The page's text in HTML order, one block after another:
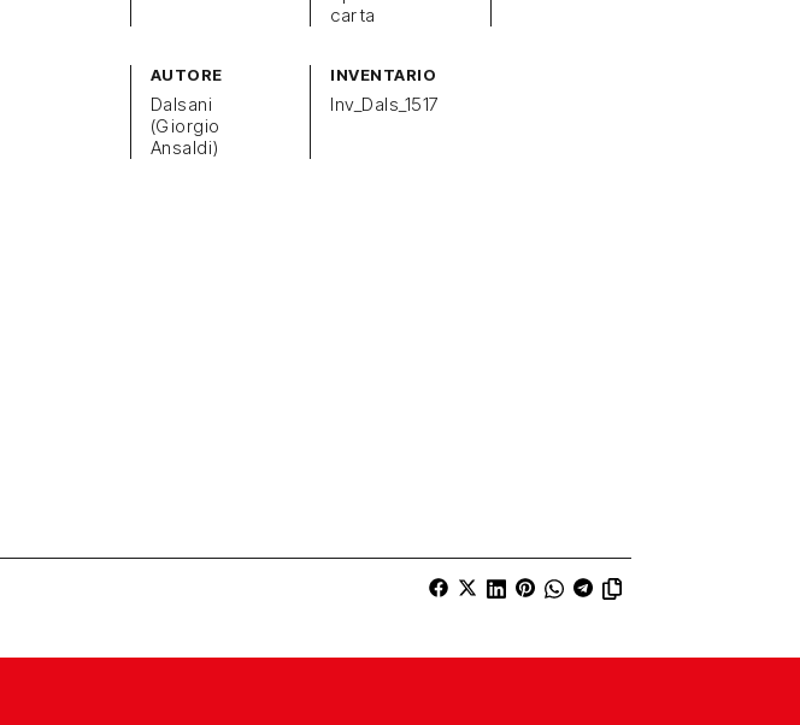
carta
AUTORE
Dalsani
(Giorgio
Ansaldi)
INVENTARIO
Inv_Dals_1517